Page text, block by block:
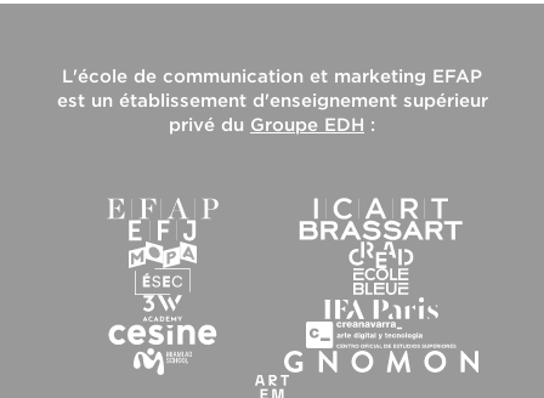
L'école de communication et marketing EFAP
est un établissement d'enseignement supérieur
privé du Groupe EDH :